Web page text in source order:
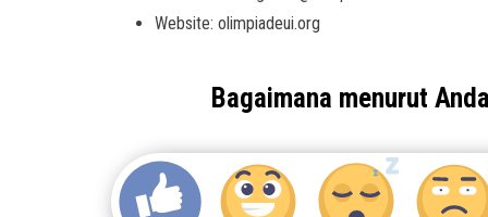
Website: olimpiadeui.org
Bagaimana menurut